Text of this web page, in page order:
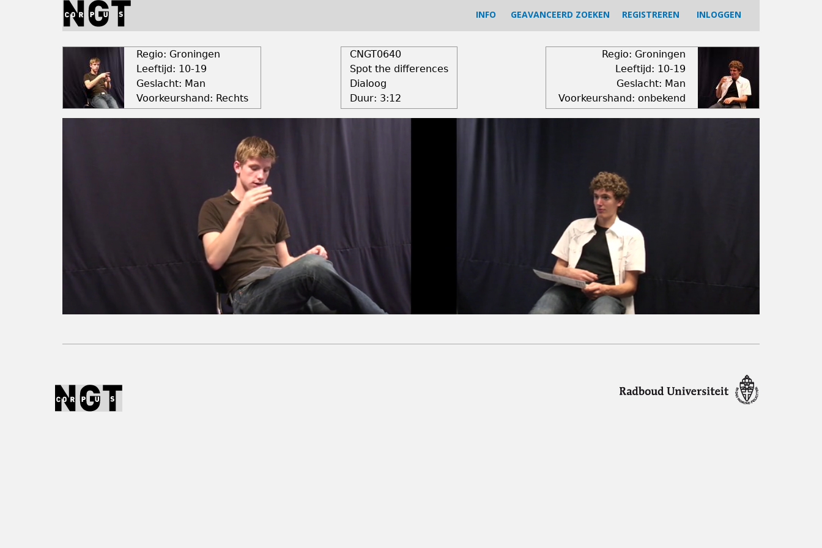
INFO GEAVANCEERD ZOEKEN REGISTREREN INLOGGEN
Regio: Groningen
Leeftijd: 10-19
Geslacht: Man
Voorkeurshand: Rechts
CNGT0640
Spot the differences
Dialoog
Duur: 3:12
Regio: Groningen
Leeftijd: 10-19
Geslacht: Man
Voorkeurshand: onbekend